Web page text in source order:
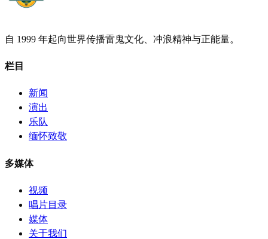
自 1999 年起向世界传播雷鬼文化、冲浪精神与正能量。
栏目
新闻
演出
乐队
缅怀致敬
多媒体
视频
唱片目录
媒体
关于我们